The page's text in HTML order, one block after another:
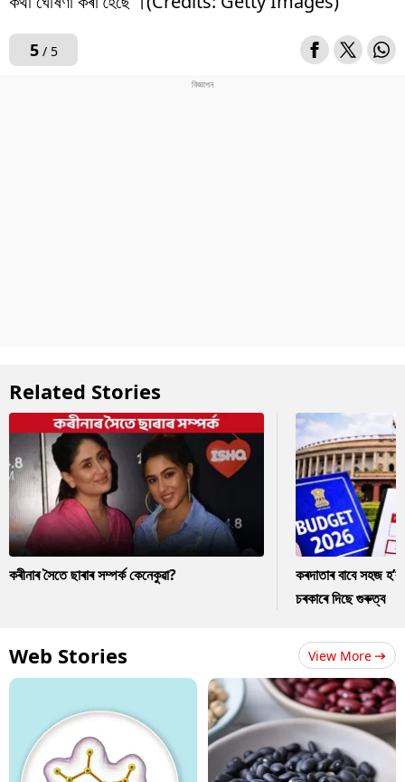
5/ 5
Related Stories
কৰীনাৰ সৈতে ছাৰাৰ সম্পৰ্ক কেনেকুৱা?
কৰদাতাৰ বাবে সহজ
চৰকাৰে দিছে গুৰুত্ব
Web Stories View More